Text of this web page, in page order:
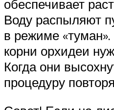
обеспечивает
Воду распыляют
в режиме
корни орхидеи
Когда они
процедуру